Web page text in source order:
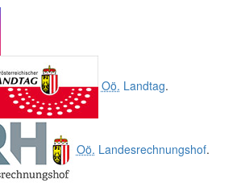
Oö. Landtag.
Oö. Landesrechnungshof.